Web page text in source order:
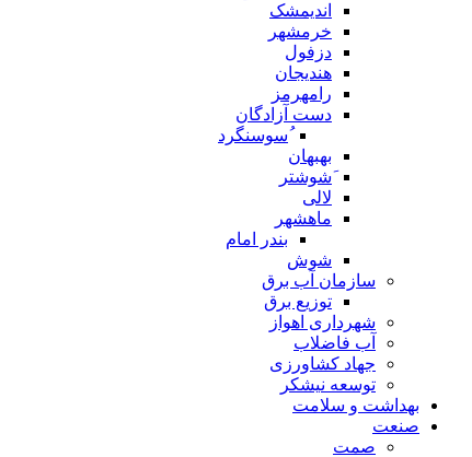
اندیمشک
خرمشهر
دزفول
هندیجان
رامهرمز
دست آزادگان
ُسوسنگرد
بهبهان
َشوشتر
لالی
ماهشهر
بندر امام
شوش
سازمان آب برق
توزیع برق
شهرداری اهواز
آب فاضلاب
جهاد کشاورزی
توسعه نیشکر
بهداشت و سلامت
صنعت
صمت